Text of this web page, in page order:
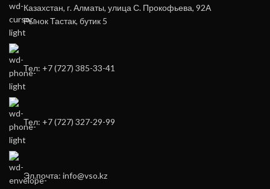
Казахстан, г. Алматы, улица С. Прокофьева, 92А
Рынок Тастак, бутик 5
Тел: +7 (727) 385-33-41
Тел: +7 (727) 327-29-99
Эл.почта: info@vso.kz